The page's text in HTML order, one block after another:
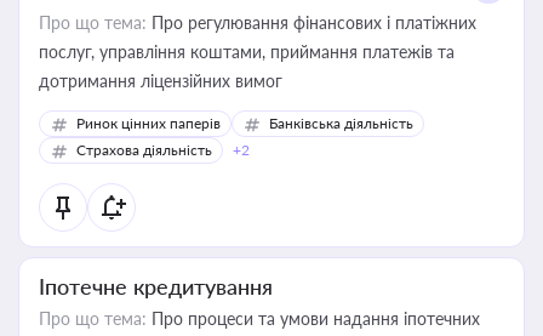
Про що тема: Про регулювання фінансових і платіжних
послуг, управління коштами, приймання платежів та
дотримання ліцензійних вимог
Ринок цінних паперів
Банківська діяльність
Страхова діяльність
+2
Іпотечне кредитування
Про що тема: Про процеси та умови надання іпотечних